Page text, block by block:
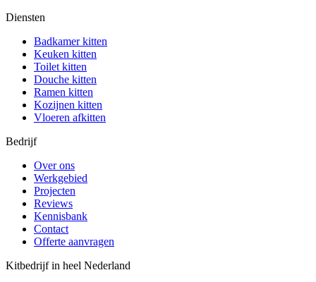
Diensten
Badkamer kitten
Keuken kitten
Toilet kitten
Douche kitten
Ramen kitten
Kozijnen kitten
Vloeren afkitten
Bedrijf
Over ons
Werkgebied
Projecten
Reviews
Kennisbank
Contact
Offerte aanvragen
Kitbedrijf in heel Nederland